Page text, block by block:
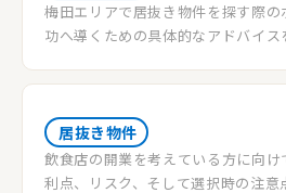
梅田エリアで居抜き物件を探す際
功へ導くための具体的なアドバイス
居抜き物件
飲食店の開業を考えている方に向け
利点、リスク、そして選択時の注